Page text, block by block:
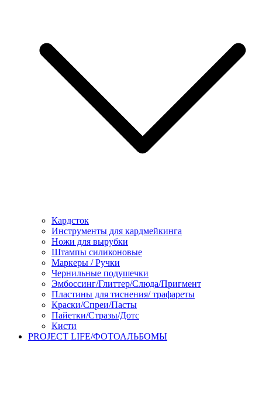
Кардсток
Инструменты для кардмейкинга
Ножи для вырубки
Штампы силиконовые
Маркеры / Ручки
Чернильные подушечки
Эмбоссинг/Глиттер/Слюда/Пригмент
Пластины для тиснения/ трафареты
Краски/Спреи/Пасты
Пайетки/Стразы/Дотс
Кисти
PROJECT LIFE/ФОТОАЛЬБОМЫ